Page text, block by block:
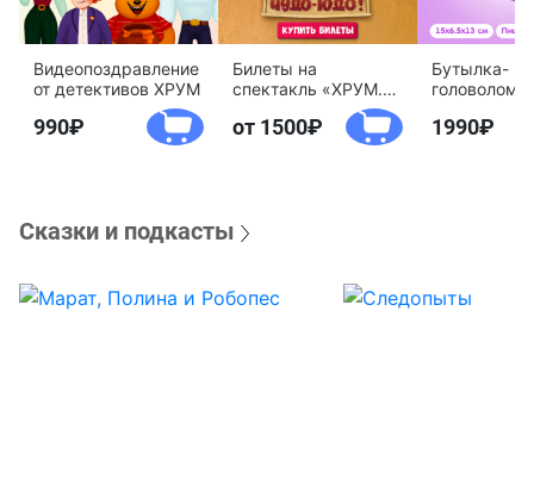
Видеопоздравление
от детективов ХРУМ
990
Билеты на
спектакль «ХРУМ.
Осторожно, Чудо-
Юдо!»
от 1500
Бутылка-
агентство
1990
Сказки и подкасты